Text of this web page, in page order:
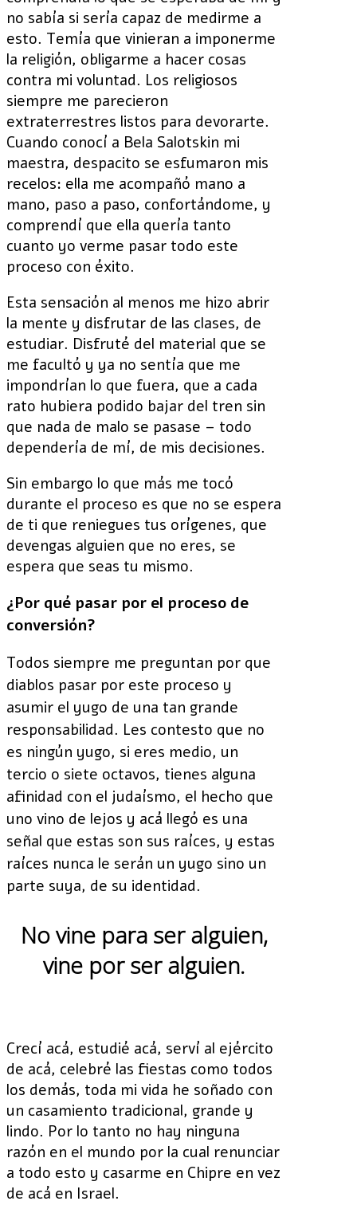
no sabía si sería capaz de medirme a
esto. Temía que vinieran a imponerme
la religión, obligarme a hacer cosas
contra mi voluntad. Los religiosos
siempre me parecieron
extraterrestres listos para devorarte.
Cuando conocí a Bela Salotskin mi
maestra, despacito se esfumaron mis
recelos: ella me acompañó mano a
mano, paso a paso, confortándome, y
comprendí que ella quería tanto
cuanto yo verme pasar todo este
proceso con éxito.
Esta sensación al menos me hizo abrir
la mente y disfrutar de las clases, de
estudiar. Disfruté del material que se
me facultó y ya no sentía que me
impondrían lo que fuera, que a cada
rato hubiera podido bajar del tren sin
que nada de malo se pasase – todo
dependería de mí, de mis decisiones.
Sin embargo lo que más me tocó
durante el proceso es que no se espera
de ti que reniegues tus orígenes, que
devengas alguien que no eres, se
espera que seas tu mismo.
¿Por qué pasar por el proceso de
conversión?
Todos siempre me preguntan por que
diablos pasar por este proceso y
asumir el yugo de una tan grande
responsabilidad. Les contesto que no
es ningún yugo, si eres medio, un
tercio o siete octavos, tienes alguna
afinidad con el judaísmo, el hecho que
uno vino de lejos y acá llegó es una
señal que estas son sus raíces, y estas
raíces nunca le serán un yugo sino un
parte suya, de su identidad.
No vine para ser alguien,
vine por ser alguien.
Crecí acá, estudié acá, serví al ejército
de acá, celebré las fiestas como todos
los demás, toda mi vida he soñado con
un casamiento tradicional, grande y
lindo. Por lo tanto no hay ninguna
razón en el mundo por la cual renunciar
a todo esto y casarme en Chipre en vez
de acá en Israel.